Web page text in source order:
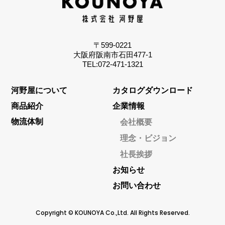
〒599-0221
大阪府阪南市石田477-1
TEL:072-471-1321
河野屋について
商品紹介
物流体制
カタログダウンロード
企業情報
会社概要
理念・ビジョン
社長挨拶
お知らせ
お問い合わせ
Copyright © KOUNOYA Co.,Ltd. All Rights Reserved.